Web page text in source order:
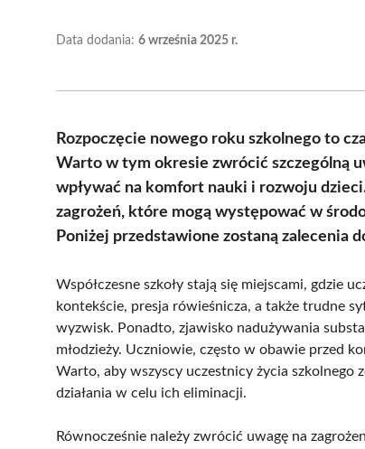
Data dodania: 6 września 2025 r.
Rozpoczęcie nowego roku szkolnego to
Warto w tym okresie zwrócić szczególną
wpływać na komfort nauki i rozwoju
zagrożeń, które mogą występować w
Poniżej przedstawione zostaną zalecenia
Współczesne szkoły stają się miejscami, gdzie
kontekście, presja rówieśnicza, a także trudne
wyzwisk. Ponadto, zjawisko nadużywania
młodzieży. Uczniowie, często w obawie przed
Warto, aby wszyscy uczestnicy życia szkolnego
działania w celu ich eliminacji.
Równocześnie należy zwrócić uwagę na